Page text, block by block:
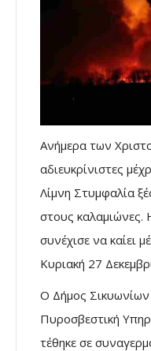
Ανήμερα των
αδιευκρίνιστες
Λίμνη Στυμφαλία
στους
συνέχισε να καίει
Κυριακή 27
Ο Δήμος Σικυωνίων
Πυροσβεστική
τέθηκε σε